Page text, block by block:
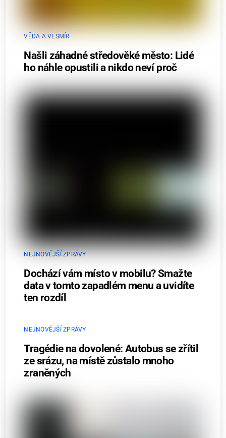
VĚDA A VESMÍR
Našli záhadné středověké město: Lidé
ho náhle opustili a nikdo neví proč
NEJNOVĚJŠÍ ZPRÁVY
Dochází vám místo v mobilu? Smažte
data v tomto zapadlém menu a uvidíte
ten rozdíl
NEJNOVĚJŠÍ ZPRÁVY
Tragédie na dovolené: Autobus se zřítil
ze srázu, na místě zůstalo mnoho
zraněných